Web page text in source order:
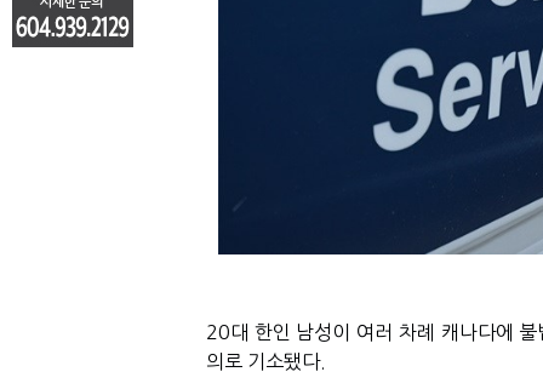
20대 한인 남성이 여러 차례 캐나다에
의로 기소됐다.